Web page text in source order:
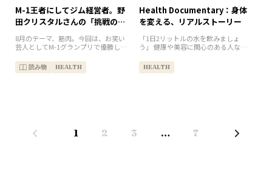
M-1王者にしてジム経営者。野
田クリスタルさんの「挑戦の哲
学」
8月のテーマ、筋肉。今回は、お笑い
芸人としてM-1グランプリで優勝しな
れ、さらにゲーム開発やジム経営に
も挑戦する、異色のマルチプレイヤ
読み物 HEALTH
Health Documentary：身体
を変える、リアルストーリー
「1日2リットルの水を飲みましょ
う」 健康や美容に関心のある人な
ーズかもしれません。実はこの数
字、単なる目安ではなく「体重×約
HEALTH
1 2 3 … 7